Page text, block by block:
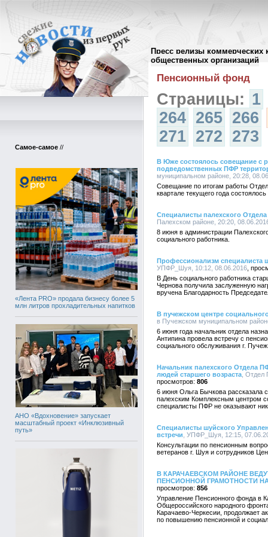
Пресс релизы коммерческих
общественных организаций
Самое-самое //
«Лента PRO» продала бизнесу более 5
млн литров прохладительных напитков
АНО «Вдохновение» запускает
масштабный проект «Инклюзивный
путь»
Архив пресс-релизов//
Пенсионный фонд
Страницы: 1
264 265 266
271 272 273
В Юже состоялось совещание с
подведомственных ПФР
муниципальном районе, 20:28,
Совещание по итогам работы
квартале текущего года
Специалисты палехского
Палехском районе, 20:20,
8 июня в администрации
социального работника.
Профессионализм специалиста
УПФР_Шуя, 10:12, 08.06.2016
В День социального работника
Чернова получила заслуженную
вручена Благодарность
В пучежском центре
в Пучежском муниципальном
6 июня года начальник отдела
Антипина провела встречу с
социального обслуживания г.
Начальник палехского Отдела
людей старшего возраста ,
806
6 июня Ольга Бычкова рассказала
палехским Комплексным центром
специалисты ПФР не оказывают
Специалисты шуйского
встречи , УПФР_Шуя, 12:15,
Консультации по пенсионным
ветеранов г. Шуя и сотрудников
В КАРАЧАЕВСКОМ РАЙОНЕ
ПЕНСИОННОЙ ГРАМОТНОСТИ
856
Управление Пенсионного фонда в
Общероссийского народного
Карачаево-Черкесии, продолжает
по повышению пенсионной и